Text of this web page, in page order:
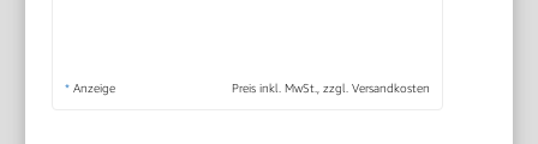
* Anzeige Preis inkl. MwSt., zzgl. Versandkosten